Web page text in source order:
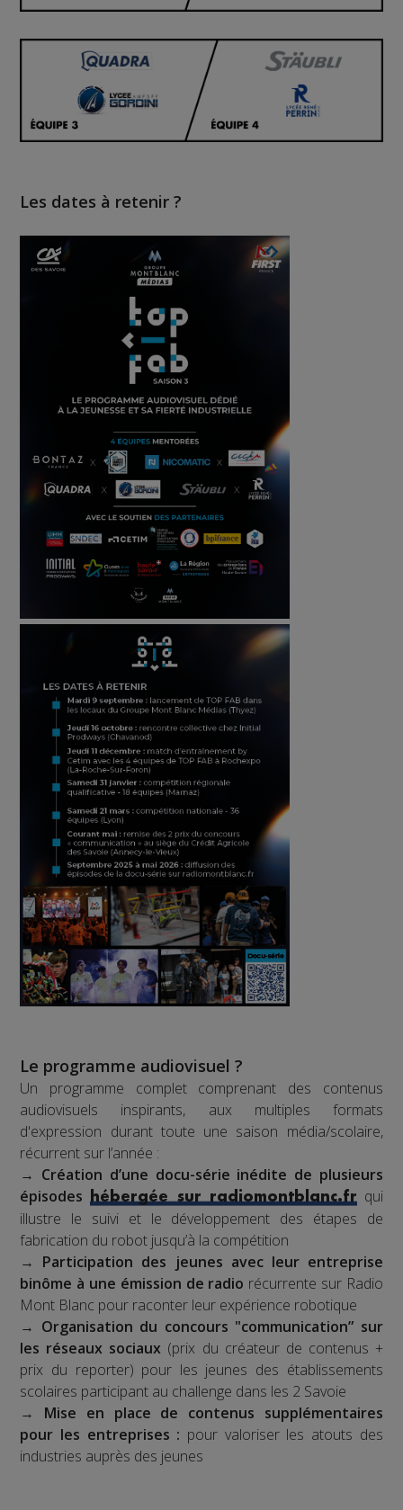
Les dates à retenir ?
Le programme audiovisuel ?
Un programme complet comprenant des contenus
audiovisuels inspirants, aux multiples formats
d'expression durant toute une saison média/scolaire,
récurrent sur l’année :
→ Création d’une docu-série inédite de plusieurs
épisodes
hébergée sur radiomontblanc.frqui
illustre le suivi et le développement des étapes de
fabrication du robot jusqu’à la compétition
→ Participation des jeunes avec leur entreprise
binôme à une émission de radio récurrente sur Radio
Mont Blanc pour raconter leur expérience robotique
→ Organisation du concours "communication” sur
les réseaux sociaux (prix du créateur de contenus +
prix du reporter) pour les jeunes des établissements
scolaires participant au challenge dans les 2 Savoie
→ Mise en place de contenus supplémentaires
pour les entreprises : pour valoriser les atouts des
industries auprès des jeunes